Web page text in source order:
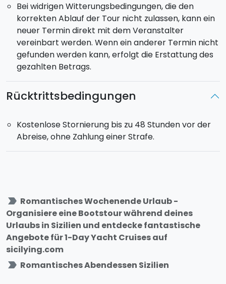
Bei widrigen Witterungsbedingungen, die den
korrekten Ablauf der Tour nicht zulassen, kann ein
neuer Termin direkt mit dem Veranstalter
vereinbart werden. Wenn ein anderer Termin nicht
gefunden werden kann, erfolgt die Erstattung des
gezahlten Betrags.
Rücktrittsbedingungen
Kostenlose Stornierung bis zu 48 Stunden vor der
Abreise, ohne Zahlung einer Strafe.
label_important Romantisches Wochenende Urlaub -
Organisiere eine Bootstour während deines
Urlaubs in Sizilien und entdecke fantastische
Angebote für 1-Day Yacht Cruises auf
sicilying.com
label_important Romantisches Abendessen Sizilien